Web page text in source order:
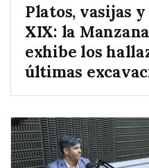
Platos, vasijas
XIX: la
exhibe los
últimas